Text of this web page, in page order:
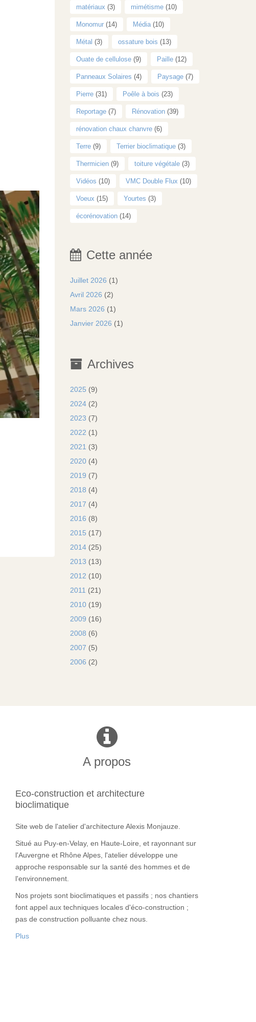
matériaux (3) mimétisme(10)
Monomur(14) Média(10)
Métal (3) ossature bois (13)
Ouate de cellulose(9) Paille(12)
Panneaux Solaires (4) Paysage(7)
Pierre(31) Poêle à bois (23)
Reportage(7) Rénovation(39)
rénovation chaux chanvre(6)
Terre(9) Terrier bioclimatique(3)
Thermicien(9) toiture végétale(3)
Vidéos (10) VMC Double Flux (10)
Voeux (15) Yourtes (3)
écorénovation(14)
Cette année
Juillet 2026 (1)
Avril 2026 (2)
Mars 2026 (1)
Janvier 2026 (1)
Archives
2025 (9)
2024(2)
2023 (7)
2022 (1)
2021 (3)
2020(4)
2019 (7)
2018 (4)
2017 (4)
2016 (8)
2015 (17)
2014(25)
2013 (13)
2012 (10)
2011 (21)
2010(19)
2009 (16)
2008 (6)
2007 (5)
2006 (2)
A propos
Eco-construction et architecture
bioclimatique
Site web de l'atelier d'architecture Alexis Monjauze.
Situé au Puy-en-Velay, en Haute-Loire, et rayonnant sur
l'Auvergne et Rhône Alpes, l'atelier développe une
approche responsable sur la santé des hommes et de
l'environnement.
Nos projets sont bioclimatiques et passifs ; nos chantiers
font appel aux techniques locales d'éco-construction ;
pas de construction polluante chez nous.
Plus